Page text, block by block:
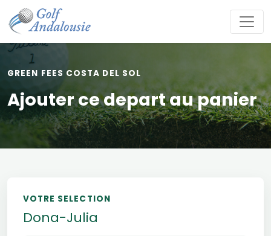
GREEN FEES COSTA DEL SOL
Ajouter ce depart au panier
VOTRE SELECTION
Dona-Julia